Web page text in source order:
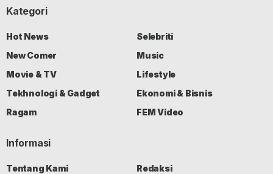
Kategori
Hot News
Selebriti
New Comer
Music
Movie & TV
Lifestyle
Tekhnologi & Gadget
Ekonomi & Bisnis
Ragam
FEM Video
Informasi
Tentang Kami
Redaksi